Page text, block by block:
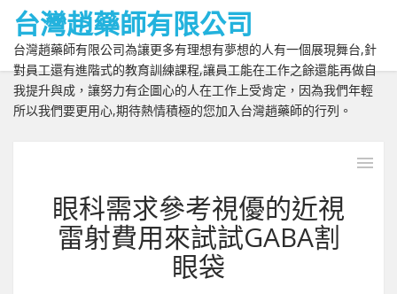
台灣趙藥師有限公司
台灣趙藥師有限公司為讓更多有理想有夢想的人有一個展現舞台,針
對員工還有進階式的教育訓練課程,讓員工能在工作之餘還能再做自
我提升與成，讓努力有企圖心的人在工作上受肯定，因為我們年輕
所以我們要更用心,期待熱情積極的您加入台灣趙藥師的行列。
眼科需求參考視優的近視
雷射費用來試試GABA割
眼袋